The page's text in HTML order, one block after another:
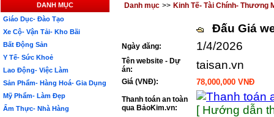
DANH MỤC
Giáo Dục- Đào Tạo
Xe Cộ- Vận Tải- Kho Bãi
Bất Động Sản
Y Tế- Sức Khoẻ
Lao Động- Việc Làm
Sản Phẩm- Hàng Hoá- Gia Dụng
Mỹ Phẩm- Làm Đẹp
Ẩm Thực- Nhà Hàng
Danh mục >> Kinh Tế- Tài Chính- Thương
Đấu Giá
Ngày đăng: 1/4/2026
Tên website - Dự
án:
taisan.vn
Giá (VNĐ): 78,000,000 VNĐ
Thanh toán an toàn
qua BảoKim.vn:
[ Hướng dẫn